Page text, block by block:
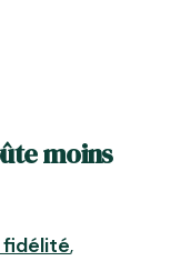
moins
fidélité,